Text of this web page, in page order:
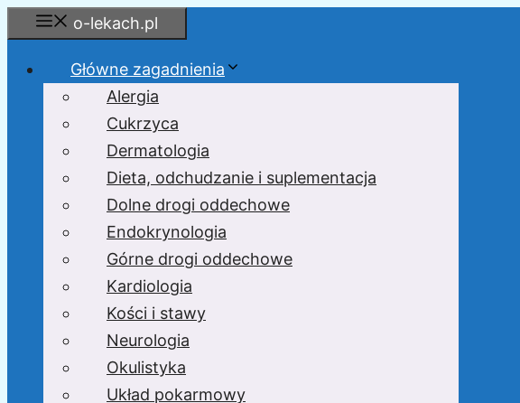
Przejdź
do
o-lekach.pl
Główne zagadnienia
Alergia
Cukrzyca
Dermatologia
Dieta, odchudzanie i suplementacja
Dolne drogi oddechowe
Endokrynologia
Górne drogi oddechowe
Kardiologia
Kości i stawy
Neurologia
Okulistyka
Układ pokarmowy